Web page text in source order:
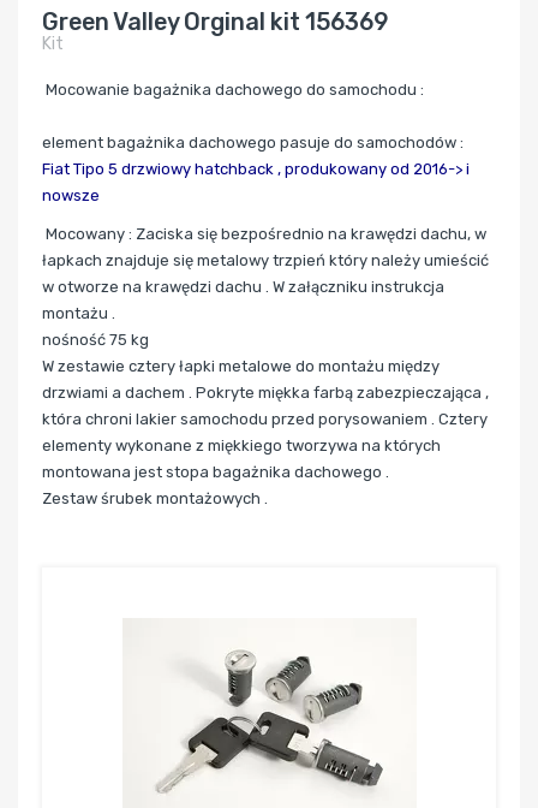
Green Valley Orginal kit 156369
Kit
Mocowanie bagażnika dachowego do samochodu :
element bagażnika dachowego pasuje do samochodów :
Fiat Tipo 5 drzwiowy hatchback , produkowany od 2016-> i
nowsze
Mocowany : Zaciska się bezpośrednio na krawędzi dachu, w
łapkach znajduje się metalowy trzpień który należy umieścić
w otworze na krawędzi dachu . W załączniku instrukcja
montażu .
nośność 75 kg
W zestawie cztery łapki metalowe do montażu między
drzwiami a dachem . Pokryte miękka farbą zabezpieczająca ,
która chroni lakier samochodu przed porysowaniem . Cztery
elementy wykonane z miękkiego tworzywa na których
montowana jest stopa bagażnika dachowego .
Zestaw śrubek montażowych .